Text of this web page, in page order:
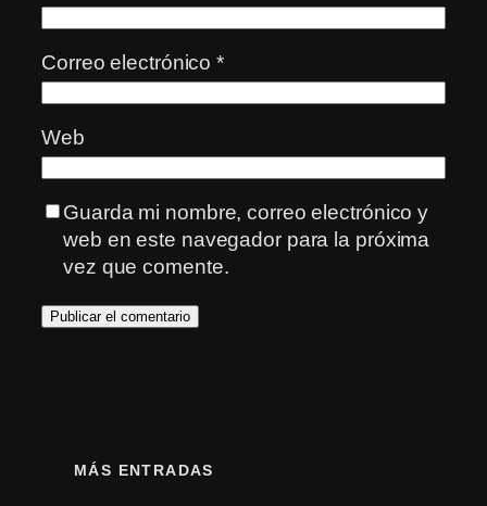
Correo electrónico*
Web
Guarda mi nombre, correo electrónico y
web en este navegador para la próxima
vez que comente.
MÁS ENTRADAS